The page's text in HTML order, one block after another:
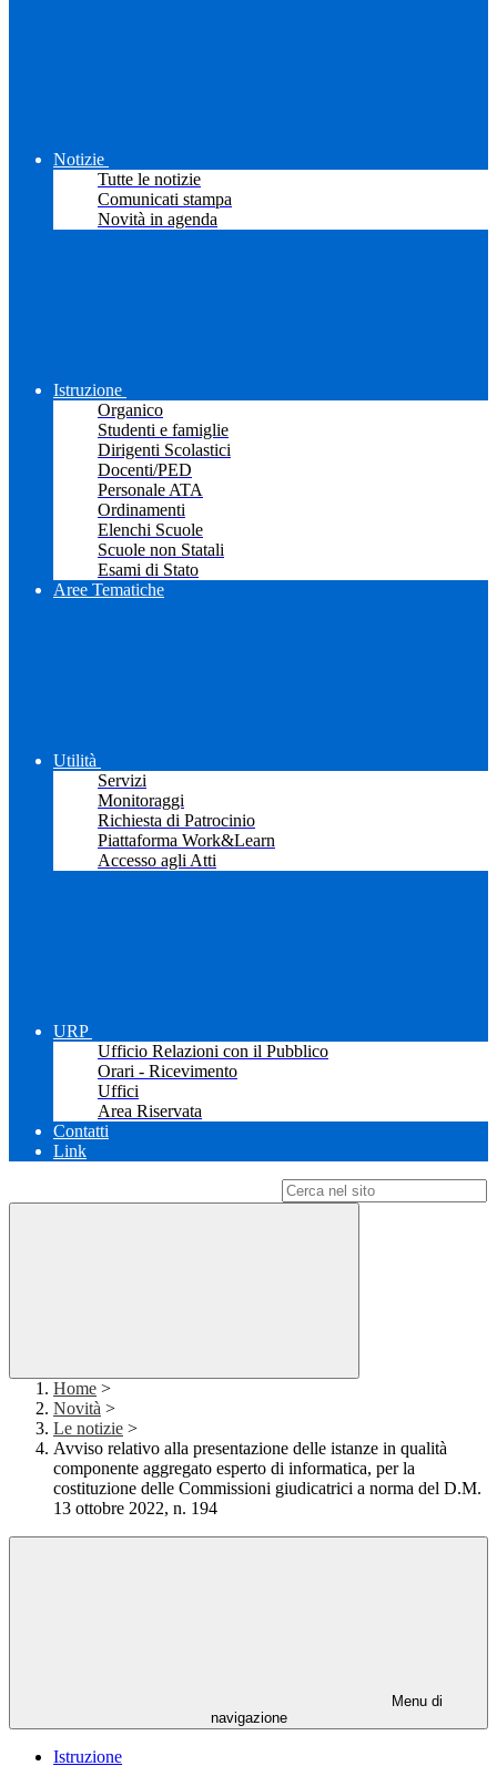
Notizie
Tutte le notizie
Comunicati stampa
Novità in agenda
Istruzione
Organico
Studenti e famiglie
Dirigenti Scolastici
Docenti/PED
Personale ATA
Ordinamenti
Elenchi Scuole
Scuole non Statali
Esami di Stato
Aree Tematiche
Utilità
Servizi
Monitoraggi
Richiesta di Patrocinio
Piattaforma Work&Learn
Accesso agli Atti
URP
Ufficio Relazioni con il Pubblico
Orari - Ricevimento
Uffici
Area Riservata
Contatti
Link
Home >
Novità >
Le notizie >
Avviso relativo alla presentazione delle istanze in qualità
componente aggregato esperto di informatica, per la
costituzione delle Commissioni giudicatrici a norma del D.M.
13 ottobre 2022, n. 194
Menu di
navigazione
Istruzione